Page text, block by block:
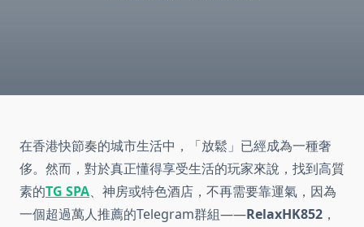
在香港快節奏的城市生活中，「放鬆」已經成為一種奢
侈。然而，對於真正懂得享受生活的玩家來說，找到高質
素的TG SPA、神房或特色酒店，不再需要靠運氣，因為
一個超過萬人推薦的Telegram群組——RelaxHK852 ，